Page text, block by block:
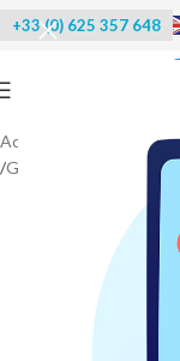
+33 (0) 625 357 648
Accueil Machines à
/Glaçons Super Star